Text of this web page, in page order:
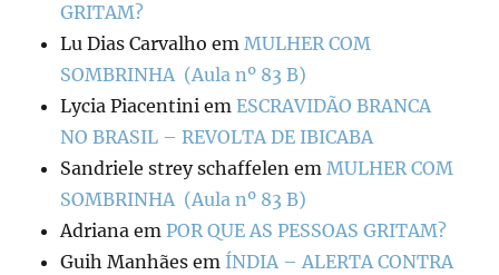
GRITAM?
Lu Dias Carvalho emMULHER COM
SOMBRINHA (Aula nº 83 B)
Lycia Piacentini emESCRAVIDÃO BRANCA
NO BRASIL – REVOLTA DE IBICABA
Sandriele strey schaffelen emMULHER COM
SOMBRINHA (Aula nº 83 B)
Adriana emPOR QUE AS PESSOAS GRITAM?
Guih Manhães em ÍNDIA – ALERTA CONTRA